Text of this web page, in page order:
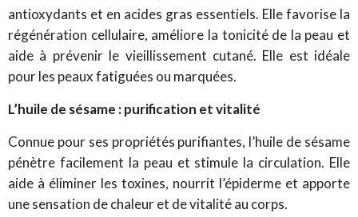
antioxydants et en acides gras essentiels. Elle favorise la
régénération cellulaire, améliore la tonicité de la peau et
aide à prévenir le vieillissement cutané. Elle est idéale
pour les peaux fatiguées ou marquées.
L’huile de sésame : purification et vitalité
Connue pour ses propriétés purifiantes, l’huile de sésame
pénètre facilement la peau et stimule la circulation. Elle
aide à éliminer les toxines, nourrit l’épiderme et apporte
une sensation de chaleur et de vitalité au corps.